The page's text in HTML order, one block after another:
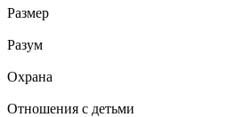
Размер
Разум
Охрана
Отношения с детьми